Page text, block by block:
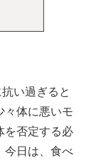
い過ぎると
々体に悪いモ
を否定する必
今日は、食べ